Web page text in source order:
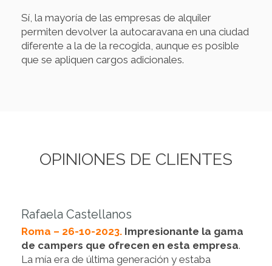
Sí, la mayoría de las empresas de alquiler
permiten devolver la autocaravana en una ciudad
diferente a la de la recogida, aunque es posible
que se apliquen cargos adicionales.
OPINIONES DE CLIENTES
Rafaela Castellanos
Roma – 26-10-2023. Impresionante la gama
de campers que ofrecen en esta empresa.
La mía era de última generación y estaba